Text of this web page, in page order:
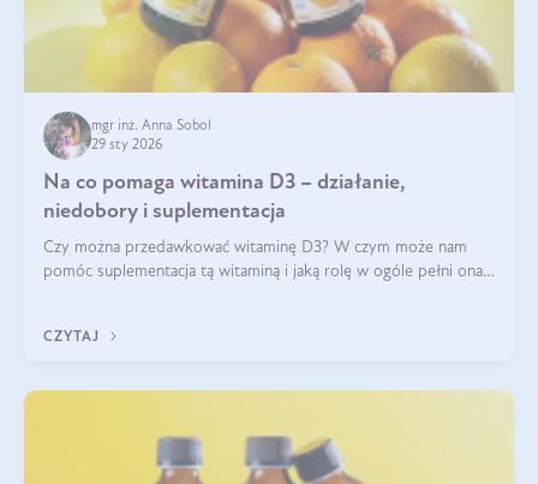
mgr inż. Anna Sobol
29 sty 2026
Na co pomaga witamina D3 – działanie,
niedobory i suplementacja
Czy można przedawkować witaminę D3? W czym może nam
pomóc suplementacja tą witaminą i jaką rolę w ogóle pełni ona
robić?
CZYTAJ